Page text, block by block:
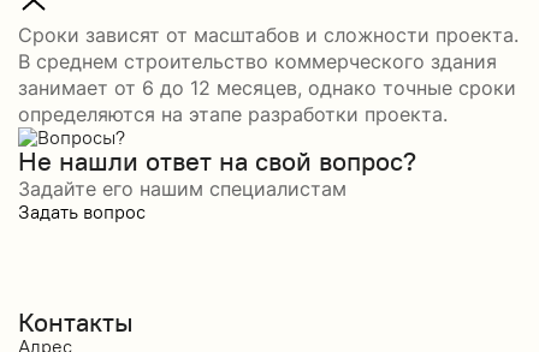
Сроки зависят от масштабов и сложности проекта.
В среднем строительство коммерческого здания
занимает от 6 до 12 месяцев, однако точные сроки
определяются на этапе разработки проекта.
Не нашли ответ на свой вопрос?
Задайте его нашим специалистам
Задать вопрос
Контакты
Адрес